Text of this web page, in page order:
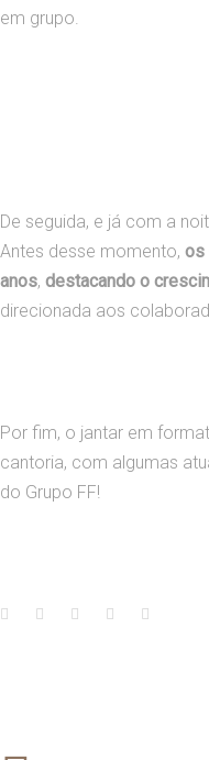
em grupo.
De seguida, e já com a
Antes desse momento, os
anos, destacando o
direcionada aos
Por fim, o jantar em
cantoria, com algumas
do Grupo FF!